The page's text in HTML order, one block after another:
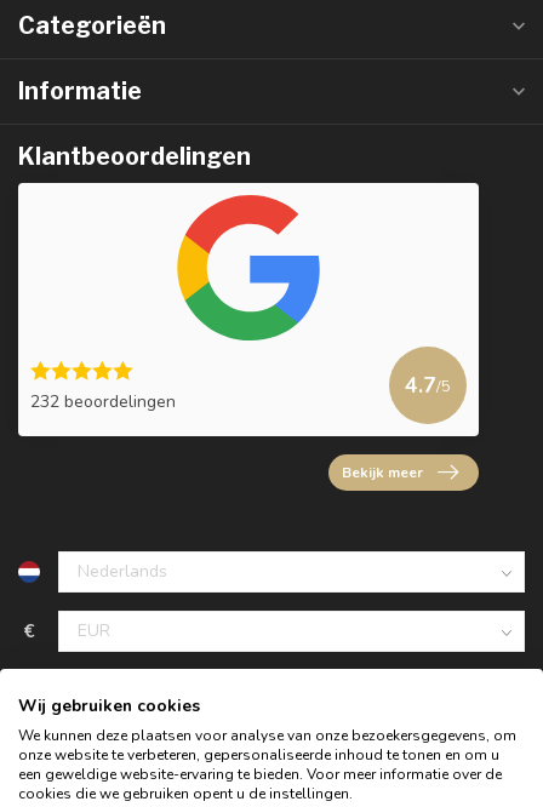
Categorieën
Informatie
Klantbeoordelingen
232 beoordelingen
4.7/5
Bekijk meer
€
Wij gebruiken cookies
We kunnen deze plaatsen voor analyse van onze bezoekersgegevens, om
onze website te verbeteren, gepersonaliseerde inhoud te tonen en om u
een geweldige website-ervaring te bieden. Voor meer informatie over de
cookies die we gebruiken opent u de instellingen.